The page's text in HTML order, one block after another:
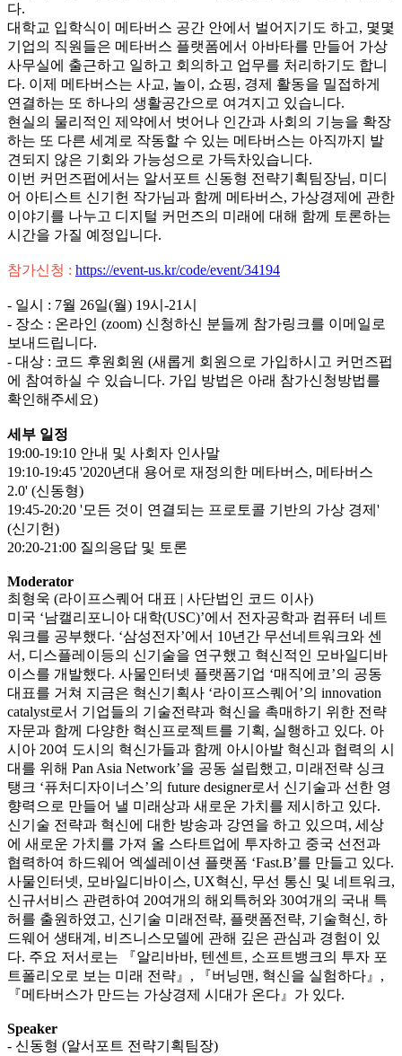
다.
대학교 입학식이 메타버스 공간 안에서 벌어지기도 하고, 몇몇
기업의 직원들은 메타버스 플랫폼에서 아바타를 만들어 가상
사무실에 출근하고 일하고 회의하고 업무를 처리하기도 합니
다. 이제 메타버스는 사교, 놀이, 쇼핑, 경제 활동을 밀접하게
연결하는 또 하나의 생활공간으로 여겨지고 있습니다.
현실의 물리적인 제약에서 벗어나 인간과 사회의 기능을 확장
하는 또 다른 세계로 작동할 수 있는 메타버스는 아직까지 발
견되지 않은 기회와 가능성으로 가득차있습니다.
이번 커먼즈펍에서는 알서포트 신동형 전략기획팀장님, 미디
어 아티스트 신기헌 작가님과 함께 메타버스, 가상경제에 관한
이야기를 나누고 디지털 커먼즈의 미래에 대해 함께 토론하는
시간을 가질 예정입니다.
참가신청 : https://event-us.kr/code/event/34194
- 일시 : 7월 26일(월) 19시-21시
- 장소 : 온라인 (zoom) 신청하신 분들께 참가링크를 이메일로
보내드립니다.
- 대상 : 코드 후원회원 (새롭게 회원으로 가입하시고 커먼즈펍
에 참여하실 수 있습니다. 가입 방법은 아래 참가신청방법를
확인해주세요)
세부 일정
19:00-19:10 안내 및 사회자 인사말
19:10-19:45 '2020년대 용어로 재정의한 메타버스, 메타버스
2.0' (신동형)
19:45-20:20 '모든 것이 연결되는 프로토콜 기반의 가상 경제'
(신기헌)
20:20-21:00 질의응답 및 토론
Moderator
최형욱 (라이프스퀘어 대표 | 사단법인 코드 이사)
미국 ‘남캘리포니아 대학(USC)’에서 전자공학과 컴퓨터 네트
워크를 공부했다. ‘삼성전자’에서 10년간 무선네트워크와 센
서, 디스플레이등의 신기술을 연구했고 혁신적인 모바일디바
이스를 개발했다. 사물인터넷 플랫폼기업 ‘매직에코’의 공동
대표를 거쳐 지금은 혁신기획사 ‘라이프스퀘어’의 innovation
catalyst로서 기업들의 기술전략과 혁신을 촉매하기 위한 전략
자문과 함께 다양한 혁신프로젝트를 기획, 실행하고 있다. 아
시아 20여 도시의 혁신가들과 함께 아시아발 혁신과 협력의 시
대를 위해 Pan Asia Network’을 공동 설립했고, 미래전략 싱크
탱크 ‘퓨처디자이너스’의 future designer로서 신기술과 선한 영
향력으로 만들어 낼 미래상과 새로운 가치를 제시하고 있다.
신기술 전략과 혁신에 대한 방송과 강연을 하고 있으며, 세상
에 새로운 가치를 가져 올 스타트업에 투자하고 중국 선전과
협력하여 하드웨어 엑셀레이션 플랫폼 ‘Fast.B’를 만들고 있다.
사물인터넷, 모바일디바이스, UX혁신, 무선 통신 및 네트워크,
신규서비스 관련하여 20여개의 해외특허와 30여개의 국내 특
허를 출원하였고, 신기술 미래전략, 플랫폼전략, 기술혁신, 하
드웨어 생태계, 비즈니스모델에 관해 깊은 관심과 경험이 있
다. 주요 저서로는 『알리바바, 텐센트, 소프트뱅크의 투자 포
트폴리오로 보는 미래 전략』, 『버닝맨, 혁신을 실험하다』,
『메타버스가 만드는 가상경제 시대가 온다』가 있다.
Speaker
- 신동형 (알서포트 전략기획팀장)